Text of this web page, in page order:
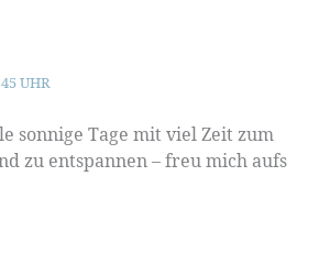
UHR
sonnige Tage mit viel Zeit zum
zu entspannen – freu mich aufs